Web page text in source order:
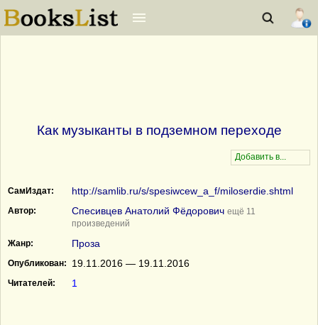
Как музыканты в подземном переходе
СамИздат: http://samlib.ru/s/spesiwcew_a_f/miloserdie.shtml
Автор: Спесивцев Анатолий Фёдорович ещё 11
произведений
Жанр:
Проза
Опубликован: 19.11.2016 — 19.11.2016
Читателей: 1